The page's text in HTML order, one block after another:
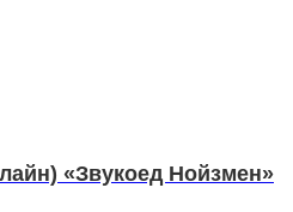
«Звукоед Нойзмен»